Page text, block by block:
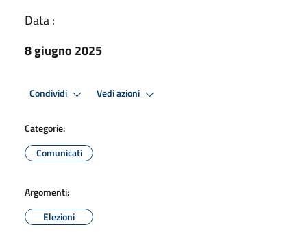
Data :
8 giugno 2025
Condividi Vedi azioni
Categorie:
Comunicati
Argomenti:
Elezioni